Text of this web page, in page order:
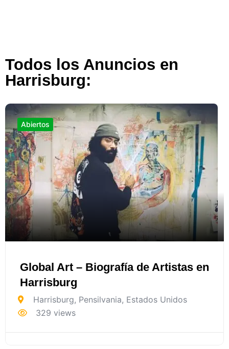
Todos los Anuncios en
Harrisburg:
Abiertos
Global Art – Biografía de Artistas en
Harrisburg
Harrisburg, Pensilvania, Estados Unidos
329 views